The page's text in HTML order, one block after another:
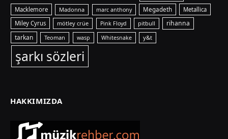
Macklemore Madonna marc anthony Megadeth
Metallica
Miley Cyrus
mötley crüe Pink Floyd pitbull rihanna
tarkan Teoman wasp Whitesnake y&t
şarkı sözleri
HAKKIMIZDA